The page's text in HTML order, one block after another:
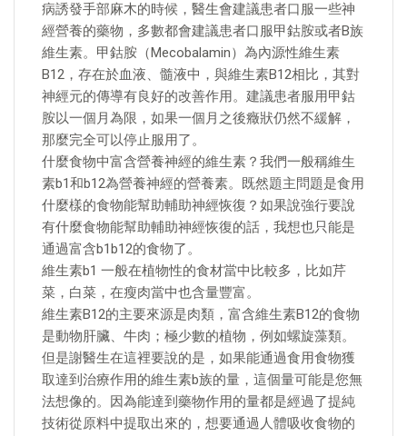
病誘發手部麻木的時候，醫生會建議患者口服一些神
經營養的藥物，多數都會建議患者口服甲鈷胺或者B族
維生素。甲鈷胺（Mecobalamin）為內源性維生素
B12，存在於血液、髓液中，與維生素B12相比，其對
神經元的傳導有良好的改善作用。建議患者服用甲鈷
胺以一個月為限，如果一個月之後癥狀仍然不緩解，
那麼完全可以停止服用了。
什麼食物中富含營養神經的維生素？我們一般稱維生
素b1和b12為營養神經的營養素。既然題主問題是食用
什麼樣的食物能幫助輔助神經恢復？如果說強行要說
有什麼食物能幫助輔助神經恢復的話，我想也只能是
通過富含b1b12的食物了。
維生素b1 一般在植物性的食材當中比較多，比如芹
菜，白菜，在瘦肉當中也含量豐富。
維生素B12的主要來源是肉類，富含維生素B12的食物
是動物肝臟、牛肉；極少數的植物，例如螺旋藻類。
但是謝醫生在這裡要說的是，如果能通過食用食物獲
取達到治療作用的維生素b族的量，這個量可能是您無
法想像的。因為能達到藥物作用的量都是經過了提純
技術從原料中提取出來的，想要通過人體吸收食物的